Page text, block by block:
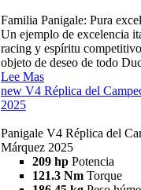
Familia Panigale: Pura
Un ejemplo de excelencia
racing y espíritu
objeto de deseo de todo
Lee Mas
new V4 Réplica del
2025
Panigale V4 Réplica del
Márquez 2025
209 hp Potencia
121.3 Nm Torque